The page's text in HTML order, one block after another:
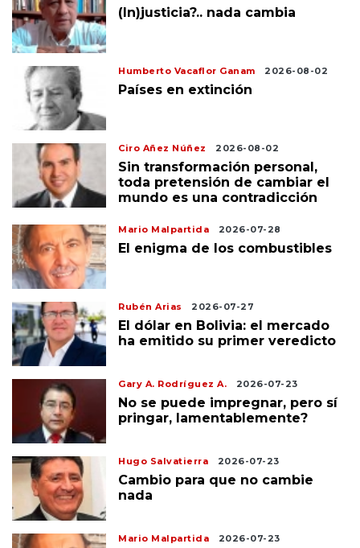
(In)justicia?.. nada cambia
Humberto Vacaflor Ganam 2026-08-02
Países en extinción
Ciro Añez Núñez 2026-08-02
Sin transformación personal,
toda pretensión de cambiar el
mundo es una contradicción
Mario Malpartida 2026-07-28
El enigma de los combustibles
Rubén Arias 2026-07-27
El dólar en Bolivia: el mercado
ha emitido su primer veredicto
Gary A. Rodríguez A. 2026-07-23
No se puede impregnar, pero sí
pringar, lamentablemente?
Hugo Salvatierra 2026-07-23
Cambio para que no cambie
nada
Mario Malpartida 2026-07-23